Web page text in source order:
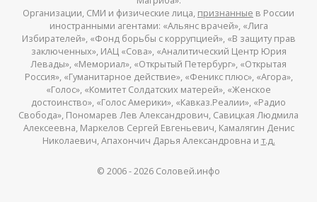
Организации, СМИ и физические лица, признанные в России
иностранными агентами: «Альянс врачей», «Лига
Избирателей», «Фонд борьбы с коррупцией», «В защиту прав
заключенных», ИАЦ «Сова», «Аналитический Центр Юрия
Левады», «Мемориал», «Открытый Петербург», «Открытая
Россия», «Гуманитарное действие», «Феникс плюс», «Агора»,
«Голос», «Комитет Солдатских матерей», «Женское
достоинство», «Голос Америки», «Кавказ.Реалии», «Радио
Свобода», Пономарев Лев Александрович, Савицкая Людмила
Алексеевна, Маркелов Сергей Евгеньевич, Камалягин Денис
Николаевич, Апахончич Дарья Александровна и т.д.
© 2006 -2026 Соловей.инфо